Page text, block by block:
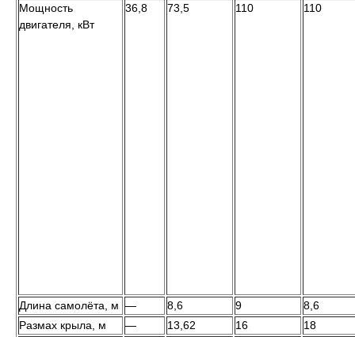
Мощность
двигателя, кВт
36,8 73,5 110 110
Длина самолёта, м — 8,6 9
8,6
Размах крыла, м
— 13,62 16
18